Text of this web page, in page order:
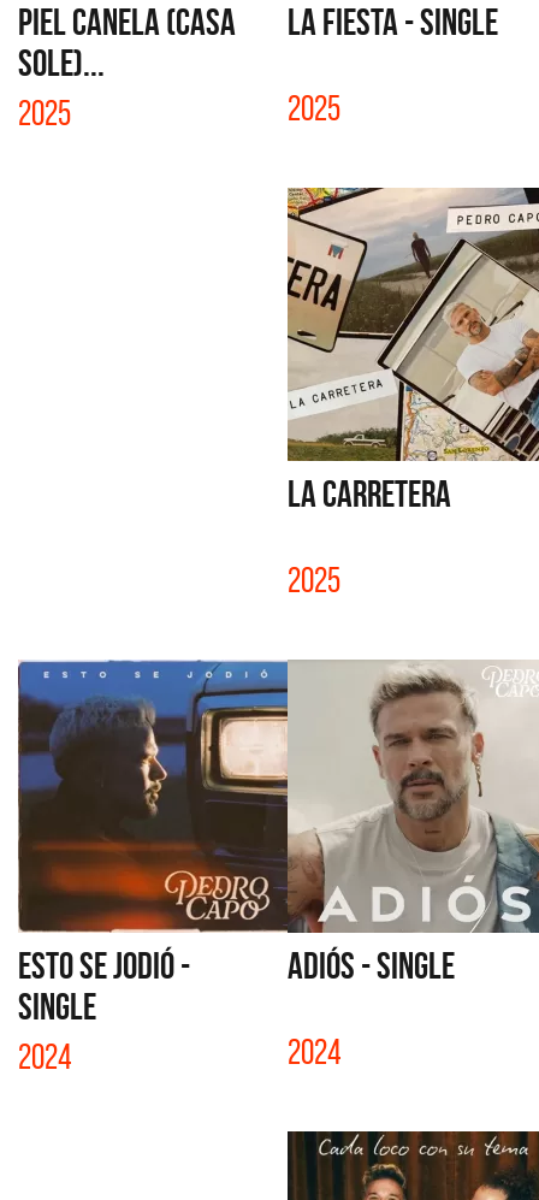
PIEL CANELA (CASA
SOLE)...
2025
LA FIESTA - SINGLE
2025
LA CARRETERA
2025
ESTO SE JODIÓ -
SINGLE
2024
ADIÓS - SINGLE
2024